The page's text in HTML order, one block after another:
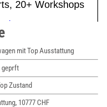
mit Top Ausstattung
geprft
Zustand
10777 CHF